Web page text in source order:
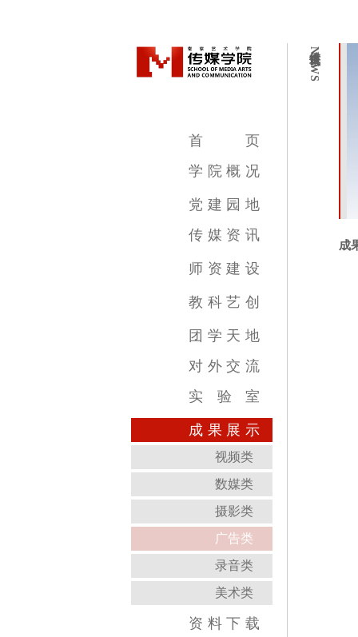
首
页
学 院 概 况
学院简介
学院领导
机构设置
教学设施
专业介绍
党 建 园 地
传 媒 资 讯
传媒新闻
传媒公告
传媒艺讯
师 资 建 设
广播电视编导专业
动画专业
数字媒体艺术专业
录音艺术专业
摄影专业
广告学专业
影视摄影与制作专业
基础部
教 科 艺 创
教育教学新闻
科研成果
艺术创作
团 学 天 地
对 外 交 流
实
验 室
国家示范中心
虚拟实践教育中心
传媒实验教学平台
虚拟仿真教学中心
跨学科综合训练中心
数字图像教育中心
成 果 展 示
视频类
数媒类
摄影类
广告类
录音类
美术类
资 料 下 载
NEWS
成